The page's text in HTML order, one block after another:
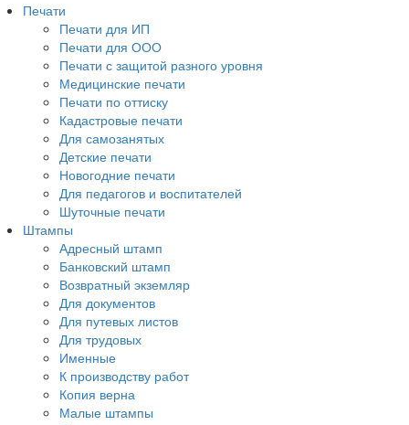
Печати
Печати для ИП
Печати для ООО
Печати с защитой разного уровня
Медицинские печати
Печати по оттиску
Кадастровые печати
Для самозанятых
Детские печати
Новогодние печати
Для педагогов и воспитателей
Шуточные печати
Штампы
Адресный штамп
Банковский штамп
Возвратный экземляр
Для документов
Для путевых листов
Для трудовых
Именные
К производству работ
Копия верна
Малые штампы